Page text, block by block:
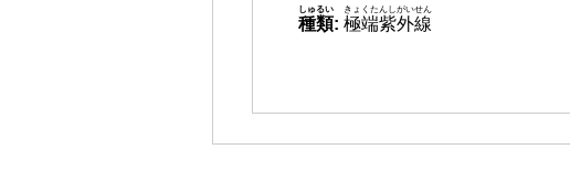
種類
しゅるい
: 極端紫外線
きょくたんしがいせん